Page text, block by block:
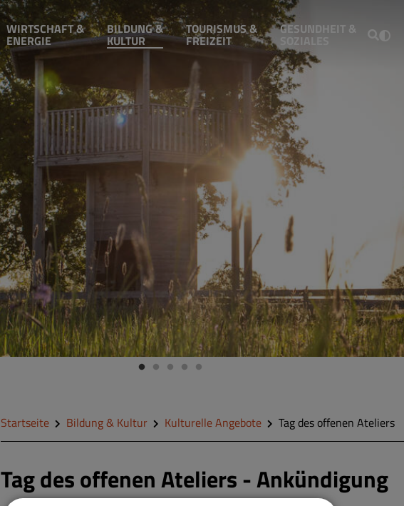
WIRTSCHAFT &
ENERGIE
BILDUNG &
KULTUR
TOURISMUS &
FREIZEIT
GESUNDHEIT &
SOZIALES
Startseite Bildung & Kultur Kulturelle Angebote Tag des offenen Ateliers
Tag des offenen Ateliers - Ankündigung